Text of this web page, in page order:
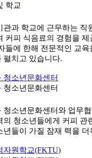
학교
관과 학교에 근무하는 직
커피 식음료의 경험을 제
들에 한해 전문적인 교
펼치고 있습니다.
청소년문화센터
청소년문화센터
청소년문화센터와 업무
의 청소년들에게 커피 관
년들이 가질 잠재 력을 더
자원학교(FKTU)